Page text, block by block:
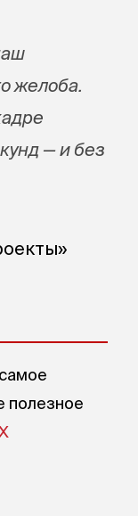
желоба.
— и без
полезное